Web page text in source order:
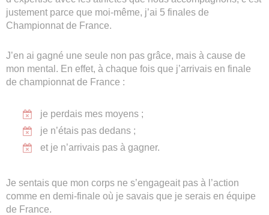
justement parce que moi-même, j’ai 5 finales de
Championnat de France.
J’en ai gagné une seule non pas grâce, mais à cause de
mon mental. En effet, à chaque fois que j’arrivais en finale
de championnat de France :
je perdais mes moyens ;
je n’étais pas dedans ;
et je n’arrivais pas à gagner.
Je sentais que mon corps ne s’engageait pas à l’action
comme en demi-finale où je savais que je serais en équipe
de France.